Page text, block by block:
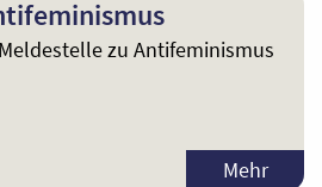
zu Antifeminismus
Mehr